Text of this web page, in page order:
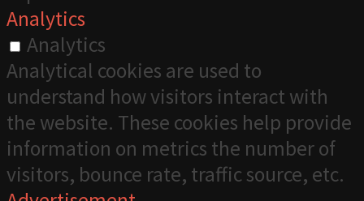
Analytics
Analytics
Analytical cookies are used to
understand how visitors interact with
the website. These cookies help provide
information on metrics the number of
visitors, bounce rate, traffic source, etc.